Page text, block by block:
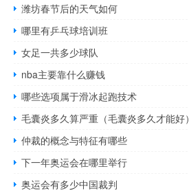
潍坊春节后的天气如何
哪里有乒乓球培训班
女足一共多少球队
nba主要靠什么赚钱
哪些选项属于滑冰起跑技术
毛囊炎多久算严重（毛囊炎多久才能好）
仲裁的概念与特征有哪些
下一年奥运会在哪里举行
奥运会有多少中国裁判